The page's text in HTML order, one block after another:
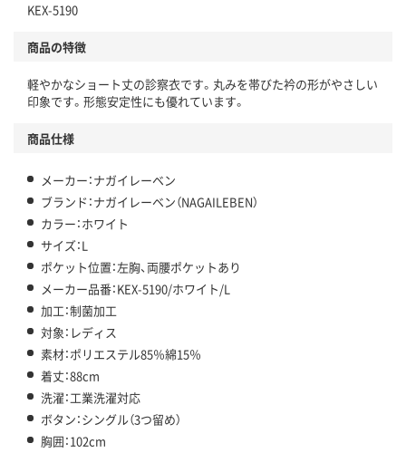
KEX-5190
商品の特徴
軽やかなショート丈の診察衣です。丸みを帯びた衿の形がやさしい
印象です。形態安定性にも優れています。
商品仕様
メーカー：ナガイレーベン
ブランド：ナガイレーベン（NAGAILEBEN）
カラー：ホワイト
サイズ：L
ポケット位置：左胸、両腰ポケットあり
メーカー品番：KEX-5190/ホワイト/L
加工：制菌加工
対象：レディス
素材：ポリエステル85％綿15％
着丈：88cm
洗濯：工業洗濯対応
ボタン：シングル（3つ留め）
胸囲：102cm